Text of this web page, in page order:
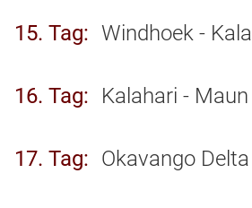
15. Tag Windhoek -
16. Tag Kalahari -
17. Tag Okavango